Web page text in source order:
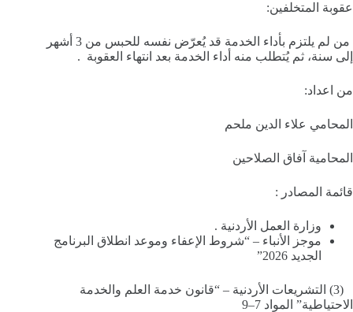
عقوبة المتخلفين:
من لم يلتزم بأداء الخدمة قد يُعرّض نفسه للحبس من 3 أشهر
إلى سنة، ثم يُتطلب منه أداء الخدمة بعد انتهاء العقوبة .
من اعداد:
المحامي علاء الدين ملحم
المحامية آفاق الصلاحين
قائمة المصادر :
وزارة العمل الأردنية .
موجز الأنباء – “شروط الإعفاء وموعد انطلاق البرنامج
الجديد 2026”
(3) التشريعات الأردنية – “قانون خدمة العلم والخدمة
الاحتياطية” المواد 7–9